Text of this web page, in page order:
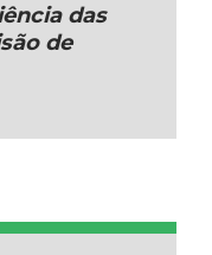
das
de